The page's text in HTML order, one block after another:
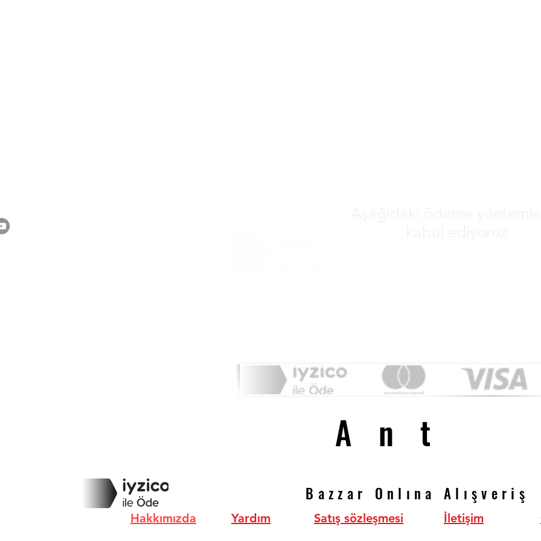
Ant
Ant
Bazzar Onlına Alışveriş
Bazzar Onlına Alışveriş
Hakkımızda Yardım Satış sözleşmesi İletişim